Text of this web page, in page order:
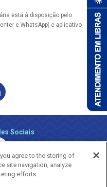
está à disposição pelo
e WhatsApp) e aplicativo
Sociais
agree to the storing of
site navigation, analyze
efforts.